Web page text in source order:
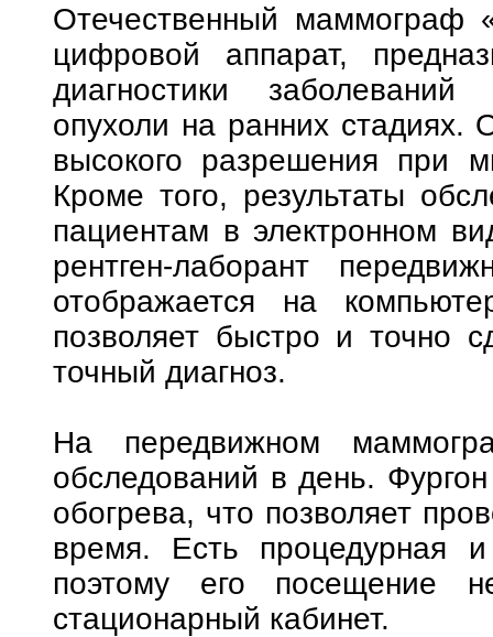
Отечественный
цифровой аппарат,
диагностики
опухоли на ранних стадиях.
высокого разрешения при
Кроме того, результаты
пациентам в электронном
рентген-лаборант
отображается на
позволяет быстро и точно
точный диагноз.
На передвижном
обследований в день.
обогрева, что позволяет
время. Есть процедурная
поэтому его посещение
стационарный кабинет.